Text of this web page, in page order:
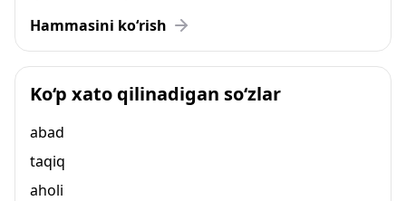
Hammasini ko‘rish
Ko‘p xato qilinadigan so‘zlar
abad
taqiq
aholi